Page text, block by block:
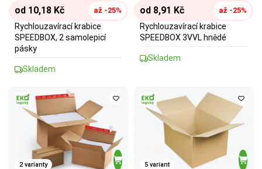
od 10,18 Kč až -25%
Rychlouzavírací krabice
SPEEDBOX, 2 samolepicí
pásky
Skladem
od 8,91 Kč až -25%
Rychlouzavírací krabice
SPEEDBOX 3VVL hnědé
Skladem
2 varianty 5 variant